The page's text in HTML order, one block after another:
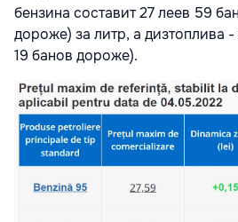
бензина составит 27 леев 59
дороже) за литр, а дизтоплива
19 банов дороже).